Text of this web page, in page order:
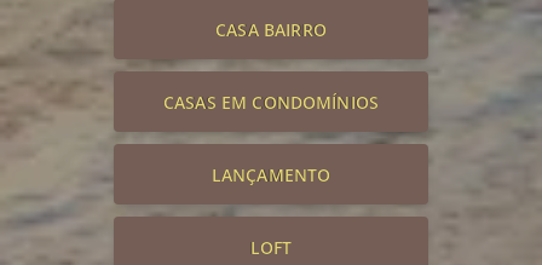
CASA BAIRRO
CASAS EM CONDOMÍNIOS
LANÇAMENTO
LOFT